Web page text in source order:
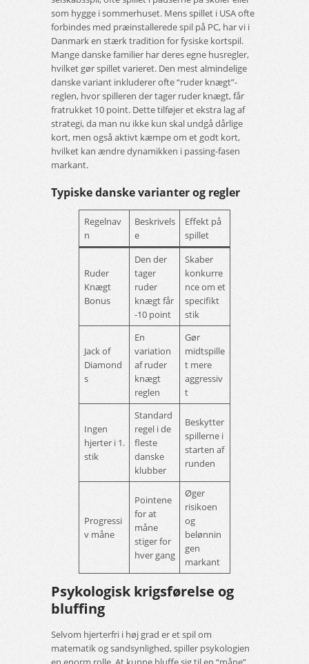
som hygge i sommerhuset. Mens spillet i USA ofte
forbindes med præinstallerede spil på PC, har vi i
Danmark en stærk tradition for fysiske kortspil.
Mange danske familier har deres egne husregler,
hvilket gør spillet varieret. Den mest almindelige
danske variant inkluderer ofte “ruder knægt”-
reglen, hvor spilleren der tager ruder knægt, får
fratrukket 10 point. Dette tilføjer et ekstra lag af
strategi, da man nu ikke kun skal undgå dårlige
kort, men også aktivt kæmpe om et godt kort,
hvilket kan ændre dynamikken i passing-fasen
markant.
Typiske danske varianter og regler
Regelnav
n
Beskrivels
e
Effekt på
spillet
Ruder
Knægt
Bonus
Den der
tager
ruder
knægt får
-10 point
Skaber
konkurre
nce om et
specifikt
stik
Jack of
Diamond
s
En
variation
af ruder
knægt
reglen
Gør
midtspille
t mere
aggressiv
t
Ingen
hjerter i 1.
stik
Standard
regel i de
fleste
danske
klubber
Beskytter
spillerne i
starten af
runden
Progressi
v måne
Pointene
for at
måne
stiger for
hver gang
Øger
risikoen
og
belønnin
gen
markant
Psykologisk krigsførelse og
bluffing
Selvom hjerterfri i høj grad er et spil om
matematik og sandsynlighed, spiller psykologien